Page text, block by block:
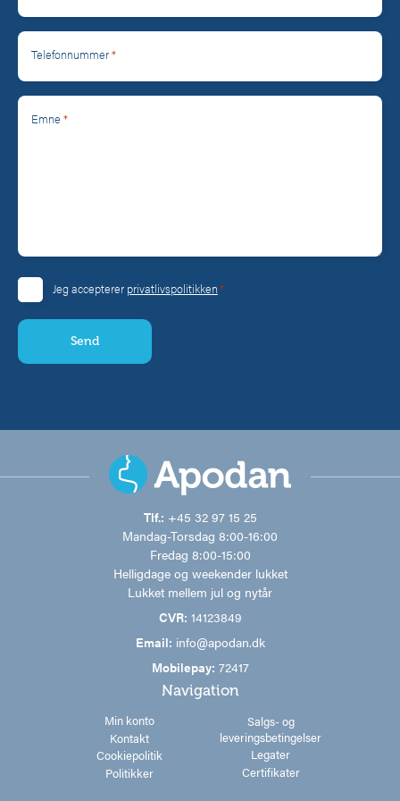
Telefonnummer*
Emne *
Consent
Jeg accepterer privatlivspolitikken*
Tlf.: +45 32 97 15 25
Mandag-Torsdag 8:00-16:00
Fredag 8:00-15:00
Helligdage og weekender lukket
Lukket mellem jul og nytår
CVR: 14123849
Email: info@apodan.dk
Mobilepay: 72417
Navigation
Min konto
Kontakt
Cookiepolitik
Politikker
Salgs- og
leveringsbetingelser
Legater
Certifikater